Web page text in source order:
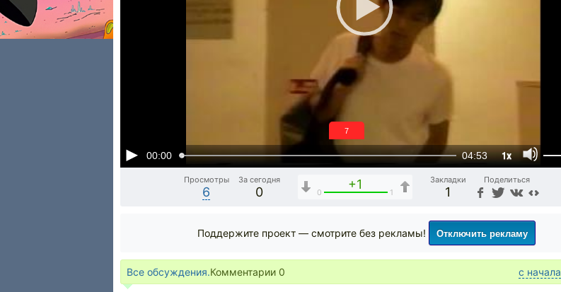
00:00 04:53 1x
6
Просмотры
6
За сегодня
0
+1
0 1
Закладки
1
Поделиться
Поддержите проект — смотрите без рекламы! Отключить рекламу
Все обсуждения.Комментарии 0 с начала